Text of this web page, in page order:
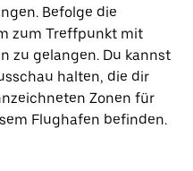
Befolge die
zum Treffpunkt mit
zu gelangen. Du kannst
halten, die dir
Zonen für
Flughafen befinden.